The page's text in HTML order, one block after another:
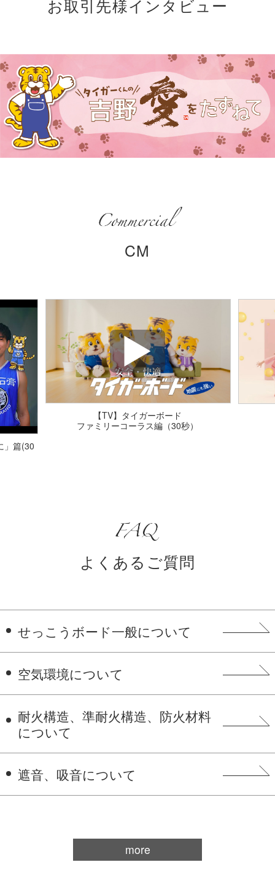
お取引先様インタビュー
CM
【TV】タイガーハイクリ
ンボードダンス編（30秒）
よくあるご質問
せっこうボード一般について
空気環境について
耐火構造、準耐火構造、防火材料
について
遮音、吸音について
more